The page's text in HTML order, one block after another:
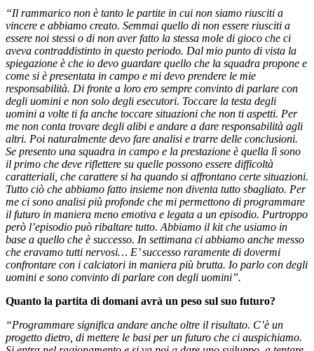
“Il rammarico non è tanto le partite in cui non siamo riusciti a
vincere e abbiamo creato. Semmai quello di non essere riusciti a
essere noi stessi o di non aver fatto la stessa mole di gioco che ci
aveva contraddistinto in questo periodo. Dal mio punto di vista la
spiegazione è che io devo guardare quello che la squadra propone e
come si è presentata in campo e mi devo prendere le mie
responsabilità. Di fronte a loro ero sempre convinto di parlare con
degli uomini e non solo degli esecutori. Toccare la testa degli
uomini a volte ti fa anche toccare situazioni che non ti aspetti. Per
me non conta trovare degli alibi e andare a dare responsabilità agli
altri. Poi naturalmente devo fare analisi e trarre delle conclusioni.
Se presento una squadra in campo e la prestazione è quella lì sono
il primo che deve riflettere su quelle possono essere difficoltà
caratteriali, che carattere si ha quando si affrontano certe situazioni.
Tutto ciò che abbiamo fatto insieme non diventa tutto sbagliato. Per
me ci sono analisi più profonde che mi permettono di programmare
il futuro in maniera meno emotiva e legata a un episodio. Purtroppo
però l’episodio può ribaltare tutto. Abbiamo il kit che usiamo in
base a quello che è successo. In settimana ci abbiamo anche messo
che eravamo tutti nervosi… E’ successo raramente di dovermi
confrontare con i calciatori in maniera più brutta. Io parlo con degli
uomini e sono convinto di parlare con degli uomini”.
Quanto la partita di domani avrà un peso sul suo futuro?
“Programmare significa andare anche oltre il risultato. C’è un
progetto dietro, di mettere le basi per un futuro che ci auspichiamo.